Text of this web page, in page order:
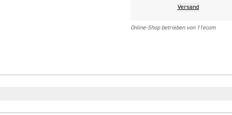
Versand
Online-Shop betrieben von 11ecom